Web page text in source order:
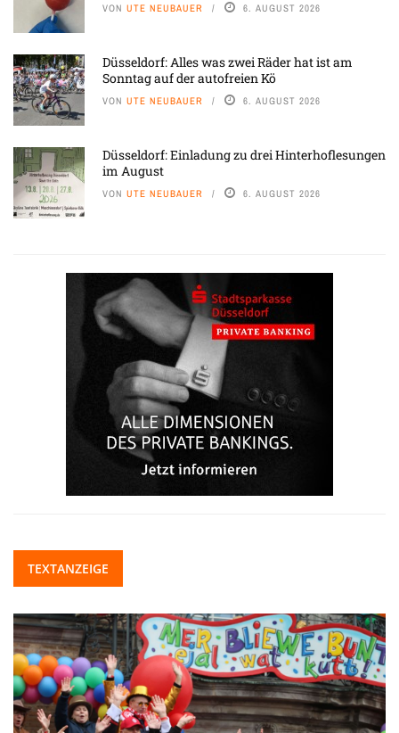
VON UTE NEUBAUER 6. AUGUST 2026
Düsseldorf: Alles was zwei Räder hat ist am
Sonntag auf der autofreien Kö
VON UTE NEUBAUER 6. AUGUST 2026
Düsseldorf: Einladung zu drei Hinterhoflesungen
im August
VON UTE NEUBAUER 6. AUGUST 2026
TEXTANZEIGE